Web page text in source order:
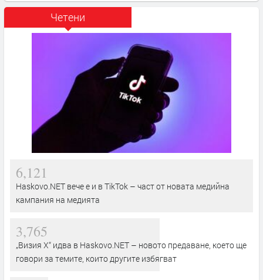
Четени
6,121
Haskovo.NET вече е и в TikTok – част от новата медийна
кампания на медията
3,765
„Визия Х“ идва в Haskovo.NET – новото предаване, което ще
говори за темите, които другите избягват